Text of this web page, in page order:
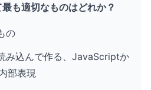
も適切なものはどれか？
の
み込んで作る、JavaScriptか
部表現